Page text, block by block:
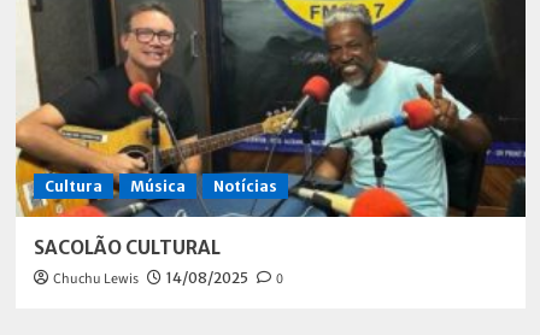
Cultura Música Notícias
SACOLÃO CULTURAL
Chuchu Lewis 14/08/2025 0